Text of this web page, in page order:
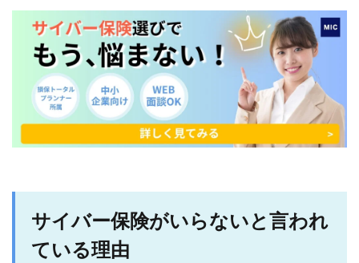
サイバー保険がいらないと言われ
ている理由